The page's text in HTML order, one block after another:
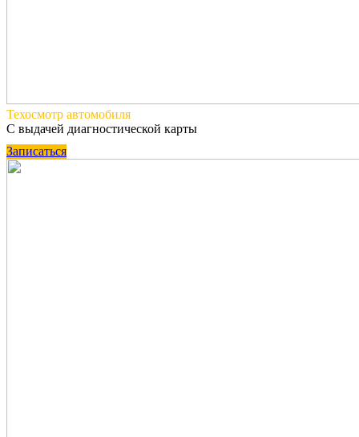
Техосмотр автомобиля
С выдачей диагностической карты
Записаться